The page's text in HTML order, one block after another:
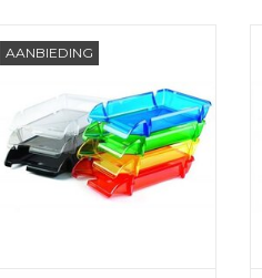
AANBIEDINGtransparant rood
TOEVOEGEN AAN
WINKELWAGEN